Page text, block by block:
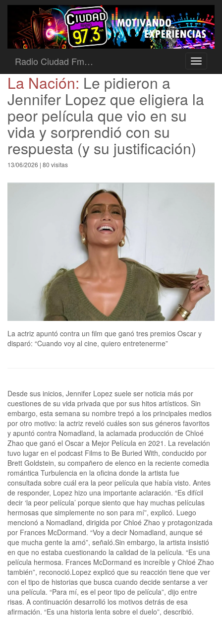
Toggle
Radio Ciudad Fm…
La Nación: Le pidieron a
Jennifer Lopez que eligiera la
peor película que vio en su
vida y sorprendió con su
respuesta (y su justificación)
13/06/2026 | 80 visitas
La actriz apuntó contra un film que ganó tres premios Oscar y
disparó: “Cuando voy al cine, quiero entretenerme”
Desde sus inicios, Jennifer Lopez suele ser noticia más por
cuestiones de su vida privada que por sus hitos artísticos. Sin
embargo, esta semana su nombre trepó a los principales medios
por otro motivo: la actriz reveló cuáles son sus géneros favoritos
y apuntó contra Nomadland, la aclamada producción de Chloé
Zhao que ganó el Oscar a Mejor Película en 2021. La revelación
tuvo lugar en el podcast Films to Be Buried With, conducido por
Brett Goldstein, su compañero de elenco en la reciente comedia
romántica Turbulencia en la oficina donde la artista fue
consultada sobre cuál era la peor película que había visto. Antes
de responder, Lopez hizo una importante aclaración. “Es difícil
decir ‘la peor película’ porque siento que hay muchas películas
hermosas que simplemente no son para mí”, explicó. Luego
mencionó a Nomadland, dirigida por Chloé Zhao y protagonizada
por Frances McDormand. “Voy a decir Nomadland, aunque sé
que mucha gente la amó”, señaló.Sin embargo, la artista insistió
en que no estaba cuestionando la calidad de la película. “Es una
película hermosa. Frances McDormand es increíble y Chloé Zhao
también”, reconoció.Lopez explicó que su reacción tiene que ver
con el tipo de historias que busca cuando decide sentarse a ver
una película. “Para mí, es el peor tipo de película”, dijo entre
risas. A continuación desarrolló los motivos detrás de esa
afirmación. “Es una historia lenta sobre el duelo”, describió.